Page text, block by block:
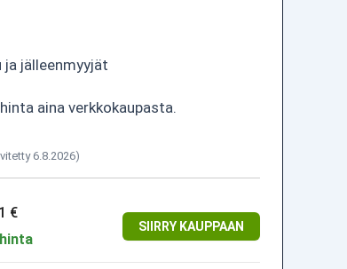
ja jälleenmyyjät
aina verkkokaupasta.
6.8.2026)
€
SIIRRY KAUPPAAN